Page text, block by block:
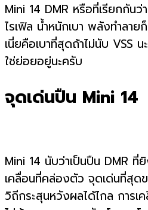
Mini 14 DMR หรือที่เรียกกันว่
ไรเฟิล น้ำหนักเบา พลังทำลาย
เนี่ยคือเบาที่สุดถ้าไม่นับ VSS
ใช่ย่อยอยู่นะครับ
จุดเด่นปืน Mini 14
Mini 14 นับว่าเป็นปืน DMR ที่
เคลื่อนที่คล่องตัว จุดเด่นที่สุด
วิถีกระสุนหวังผลได้ไกล การเ